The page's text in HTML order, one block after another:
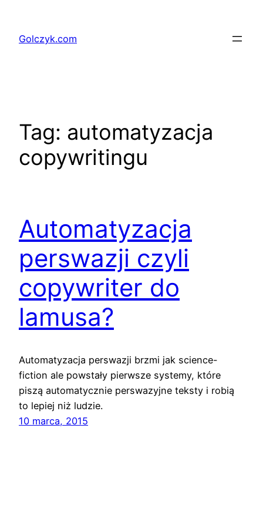
treściGolczyk.com
Tag: automatyzacja
copywritingu
Automatyzacja
perswazji czyli
copywriter do
lamusa?
Automatyzacja perswazji brzmi jak science-
fiction ale powstały pierwsze systemy, które
piszą automatycznie perswazyjne teksty i robią
to lepiej niż ludzie.
10 marca, 2015